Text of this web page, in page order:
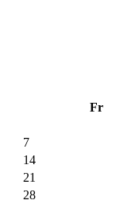
Fr
7
14
21
28